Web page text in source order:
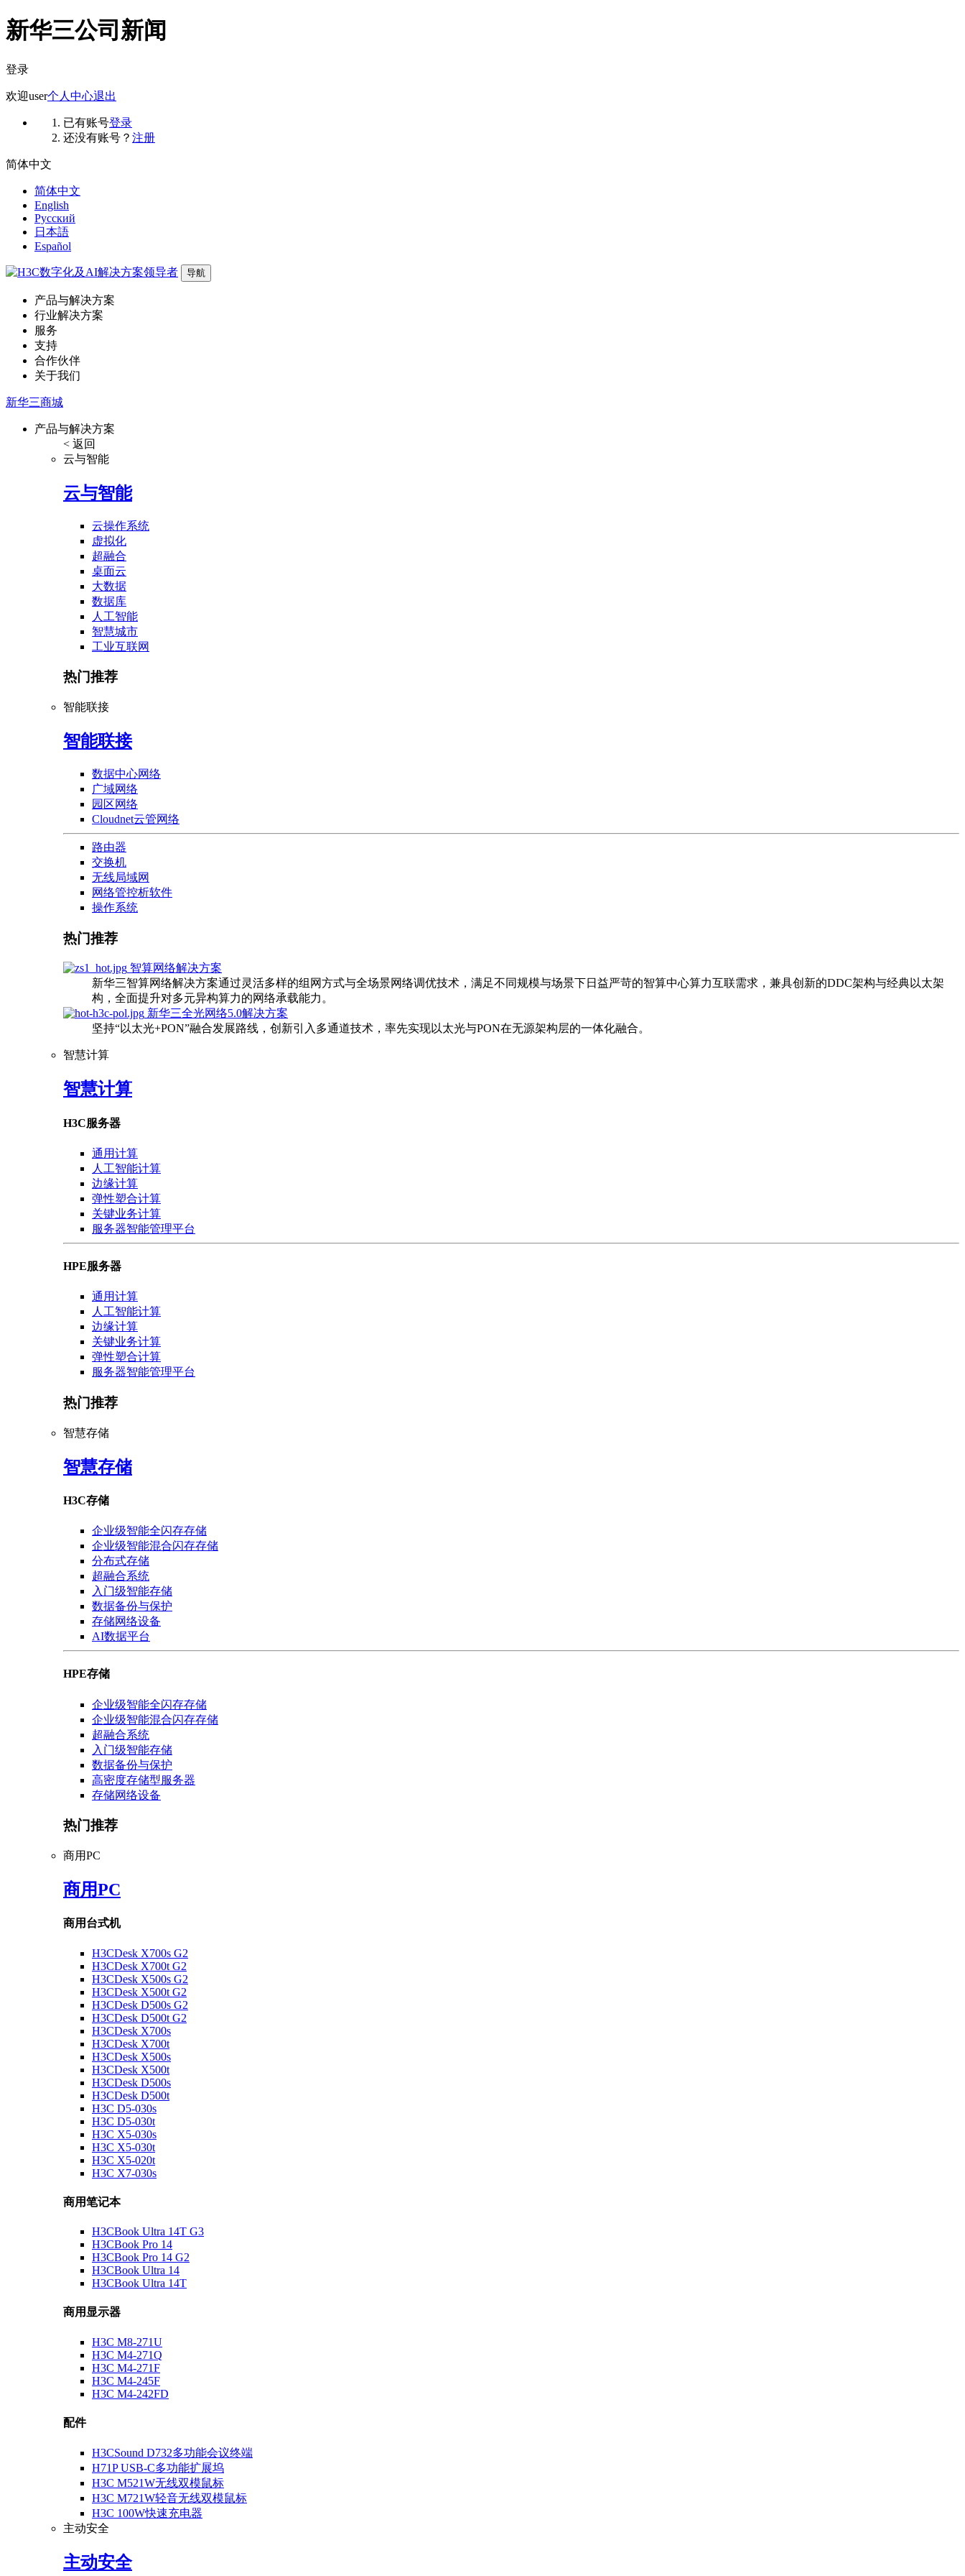
新华三公司新闻
登录
欢迎user个人中心退出
已有账号登录
还没有账号？ 注册
简体中文
简体中文
English
Русский
日本語
Español
导航
产品与解决方案
行业解决方案
服务
支持
合作伙伴
关于我们
新华三商城
产品与解决方案
< 返回
云与智能
云与智能
云操作系统
虚拟化
超融合
桌面云
大数据
数据库
人工智能
智慧城市
工业互联网
热门推荐
智能联接
智能联接
数据中心网络
广域网络
园区网络
Cloudnet云管网络
路由器
交换机
无线局域网
网络管控析软件
操作系统
热门推荐
智算网络解决方案
新华三智算网络解决方案通过灵活多样的组网方式与全场景网络调优技术，满足不同规模与场景下日益严苛的智算中心算力互联需求，兼具创新的DDC架构与经典以太架
构，全面提升对多元异构算力的网络承载能力。
新华三全光网络5.0解决方案
坚持“以太光+PON”融合发展路线，创新引入多通道技术，率先实现以太光与PON在无源架构层的一体化融合。
智慧计算
智慧计算
H3C服务器
通用计算
人工智能计算
边缘计算
弹性塑合计算
关键业务计算
服务器智能管理平台
HPE服务器
通用计算
人工智能计算
边缘计算
关键业务计算
弹性塑合计算
服务器智能管理平台
热门推荐
智慧存储
智慧存储
H3C存储
企业级智能全闪存存储
企业级智能混合闪存存储
分布式存储
超融合系统
入门级智能存储
数据备份与保护
存储网络设备
AI数据平台
HPE存储
企业级智能全闪存存储
企业级智能混合闪存存储
超融合系统
入门级智能存储
数据备份与保护
高密度存储型服务器
存储网络设备
热门推荐
商用PC
商用PC
商用台式机
H3CDesk X700s G2
H3CDesk X700t G2
H3CDesk X500s G2
H3CDesk X500t G2
H3CDesk D500s G2
H3CDesk D500t G2
H3CDesk X700s
H3CDesk X700t
H3CDesk X500s
H3CDesk X500t
H3CDesk D500s
H3CDesk D500t
H3C D5-030s
H3C D5-030t
H3C X5-030s
H3C X5-030t
H3C X5-020t
H3C X7-030s
商用笔记本
H3CBook Ultra 14T G3
H3CBook Pro 14
H3CBook Pro 14 G2
H3CBook Ultra 14
H3CBook Ultra 14T
商用显示器
H3C M8-271U
H3C M4-271Q
H3C M4-271F
H3C M4-245F
H3C M4-242FD
配件
H3CSound D732多功能会议终端
H71P USB-C多功能扩展坞
H3C M521W无线双模鼠标
H3C M721W轻音无线双模鼠标
H3C 100W快速充电器
主动安全
主动安全